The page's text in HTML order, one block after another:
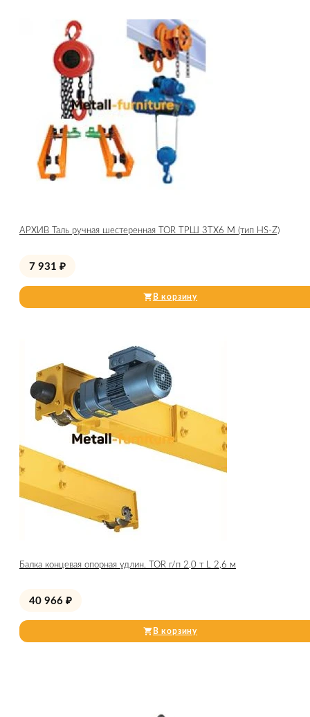
АРХИВ Таль ручная шестеренная TOR ТРШ 3ТХ6 М (тип HS-Z)
7 931 ₽
В корзину
Балка концевая опорная удлин. TOR г/п 2,0 т L 2,6 м
40 966 ₽
В корзину